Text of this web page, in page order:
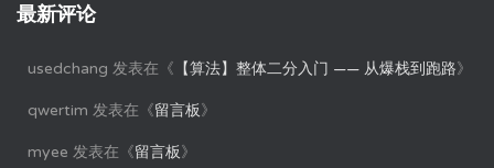
最新评论
usedchang 发表在《 【算法】整体二分入门 —— 从爆栈到跑路》
qwertim 发表在《留言板》
myee 发表在《留言板》